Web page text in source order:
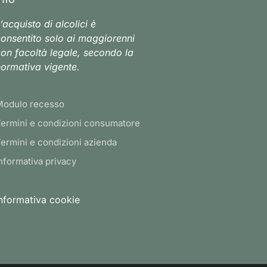
di alcolici è
solo ai maggiorenni
facoltà legale, secondo la
vigente.
recesso
e condizioni consumatore
e condizioni azienda
privacy
cookie